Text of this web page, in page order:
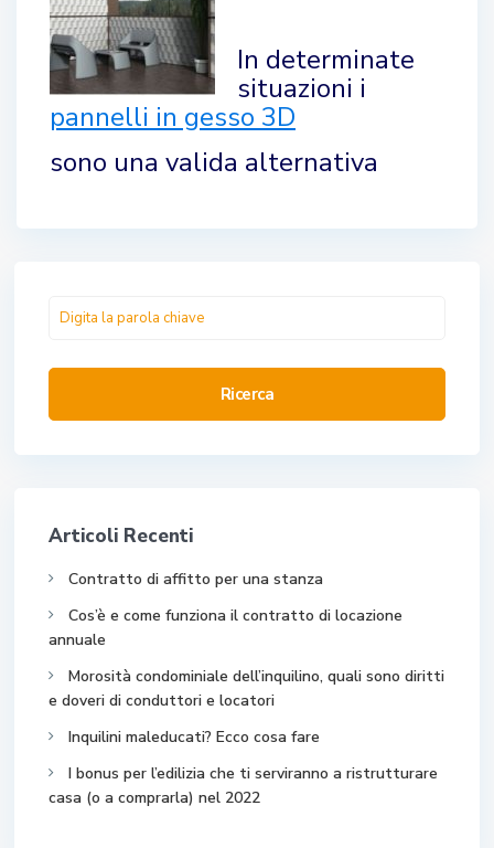
In determinate
situazioni i
pannelli in gesso 3D
sono una valida alternativa
Ricerca
Articoli Recenti
Contratto di affitto per una stanza
Cos’è e come funziona il contratto di locazione
annuale
Morosità condominiale dell’inquilino, quali sono diritti
e doveri di conduttori e locatori
Inquilini maleducati? Ecco cosa fare
I bonus per l’edilizia che ti serviranno a ristrutturare
casa (o a comprarla) nel 2022